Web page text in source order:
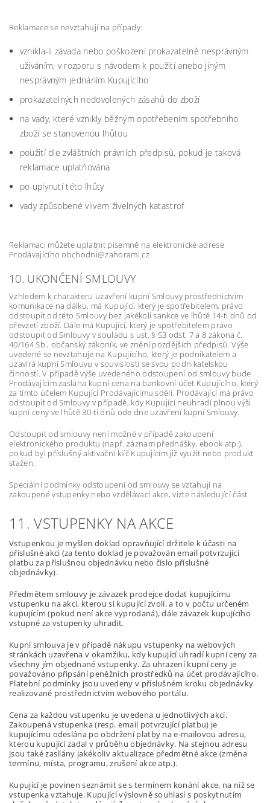
Reklamace se nevztahují na případy:
vznikla-li závada nebo poškození prokazatelně nesprávným
užíváním, v rozporu s návodem k použití anebo jiným
nesprávným jednáním Kupujícího
prokazatelných nedovolených zásahů do zboží
na vady, které vznikly běžným opotřebením spotřebního
zboží se stanovenou lhůtou
použití dle zvláštních právních předpisů, pokud je taková
reklamace uplatňována
po uplynutí této lhůty
vady způsobené vlivem živelných katastrof
Reklamaci můžete uplatnit písemně na elektronické adrese
Prodávajícího obchodni@zahorami.cz
10. UKONČENÍ SMLOUVY
Vzhledem k charakteru uzavření kupní Smlouvy prostřednictvím
komunikace na dálku, má Kupující, který je spotřebitelem, právo
odstoupit od této Smlouvy bez jakékoli sankce ve lhůtě 14-ti dnů od
převzetí zboží. Dále má Kupující, který je spotřebitelem právo
odstoupit od Smlouvy v souladu s ust. § 53 odst. 7 a 8 zákona č.
40/164 Sb., občanský zákoník, ve znění pozdějších předpisů. Výše
uvedené se nevztahuje na Kupujícího, který je podnikatelem a
uzavírá kupní Smlouvu v souvislosti se svou podnikatelskou
činností. V případě výše uvedeného odstoupení od smlouvy bude
Prodávajícím zaslána kupní cena na bankovní účet Kupujícího, který
za tímto účelem Kupující Prodávajícímu sdělí. Prodávající má právo
odstoupit od Smlouvy v případě, kdy Kupující neuhradí plnou výši
kupní ceny ve lhůtě 30-ti dnů ode dne uzavření kupní Smlouvy.
Odstoupit od smlouvy není možné v případě zakoupení
elektronického produktu (např. záznam přednášky, ebook atp.),
pokud byl příslušný aktivační klíč Kupujícím již využit nebo produkt
stažen.
Speciální podmínky odstoupení od smlouvy se vztahují na
zakoupené vstupenky nebo vzdělávací akce, vizte následující část.
11. VSTUPENKY NA AKCE
Vstupenkou je myšlen doklad opravňující držitele k účasti na
příslušné akci (za tento doklad je považován email potvrzující
platbu za příslušnou objednávku nebo číslo příslušné
objednávky).
Předmětem smlouvy je závazek prodejce dodat kupujícímu
vstupenku na akci, kterou si kupující zvolí, a to v počtu určeném
kupujícím (pokud není akce vyprodaná), dále závazek kupujícího
vstupné za vstupenky uhradit.
Kupní smlouva je v případě nákupu vstupenky na webových
stránkách uzavřena v okamžiku, kdy kupující uhradí kupní ceny za
všechny jím objednané vstupenky. Za uhrazení kupní ceny je
považováno připsání peněžních prostředků na účet prodávajícího.
Platební podmínky jsou uvedeny v příslušném kroku objednávky
realizované prostřednictvím webového portálu.
Cena za každou vstupenku je uvedena u jednotlivých akcí.
Zakoupená vstupenka (resp. email potvrzující platbu) je
kupujícímu odeslána po obdržení platby na e-mailovou adresu,
kterou kupující zadal v průběhu objednávky. Na stejnou adresu
jsou také zasílány jakékoliv aktualizace předmětné akce (změna
termínu, místa, programu, zrušení akce atp.).
Kupující je povinen seznámit se s termínem konání akce, na níž se
vstupenka vztahuje. Kupující výslovně souhlasí s poskytnutím